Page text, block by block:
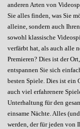
anderen Arten von
Sie alles finden, was Sie
alleine, sondern auch
sowohl klassische
verfärbt hat, als auch alle
Premieren? Dies ist der
entspannen Sie sich
besten Spiele. Dies ist
auch viel erfahrenere
Unterhaltung für den
einsame Nächte. Alles
werden, der für jeden von